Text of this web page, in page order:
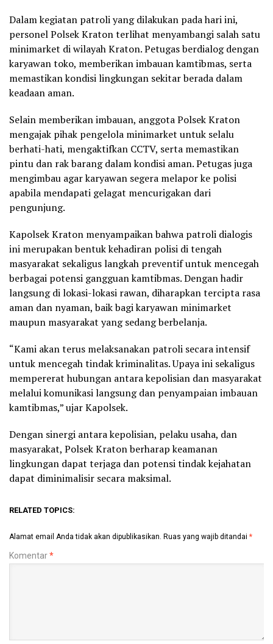
Dalam kegiatan patroli yang dilakukan pada hari ini,
personel Polsek Kraton terlihat menyambangi salah satu
minimarket di wilayah Kraton. Petugas berdialog dengan
karyawan toko, memberikan imbauan kamtibmas, serta
memastikan kondisi lingkungan sekitar berada dalam
keadaan aman.
Selain memberikan imbauan, anggota Polsek Kraton
mengajak pihak pengelola minimarket untuk selalu
berhati-hati, mengaktifkan CCTV, serta memastikan
pintu dan rak barang dalam kondisi aman. Petugas juga
mengimbau agar karyawan segera melapor ke polisi
apabila mendapati gelagat mencurigakan dari
pengunjung.
Kapolsek Kraton menyampaikan bahwa patroli dialogis
ini merupakan bentuk kehadiran polisi di tengah
masyarakat sekaligus langkah preventif untuk mencegah
berbagai potensi gangguan kamtibmas. Dengan hadir
langsung di lokasi-lokasi rawan, diharapkan tercipta rasa
aman dan nyaman, baik bagi karyawan minimarket
maupun masyarakat yang sedang berbelanja.
“Kami akan terus melaksanakan patroli secara intensif
untuk mencegah tindak kriminalitas. Upaya ini sekaligus
mempererat hubungan antara kepolisian dan masyarakat
melalui komunikasi langsung dan penyampaian imbauan
kamtibmas,” ujar Kapolsek.
Dengan sinergi antara kepolisian, pelaku usaha, dan
masyarakat, Polsek Kraton berharap keamanan
lingkungan dapat terjaga dan potensi tindak kejahatan
dapat diminimalisir secara maksimal.
RELATED TOPICS:
Alamat email Anda tidak akan dipublikasikan. Ruas yang wajib ditandai *
Komentar*